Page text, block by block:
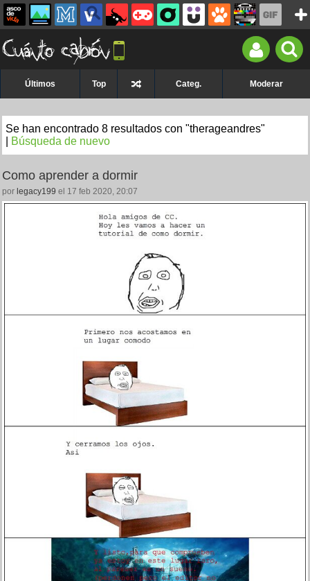
Últimos Top Categ. Moderar
Se han encontrado 8 resultados con "therageandres"
Búsqueda de nuevo
Como aprender a dormir
por legacy199 el 17 feb 2020, 20:07